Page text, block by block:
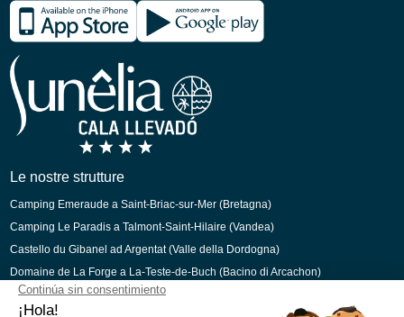
Francese
Inglese
Spagnolo
Tedesco
Olandese
Le nostre strutture
Camping Emeraude a Saint-Briac-sur-Mer (Bretagna)
Camping Le Paradis a Talmont-Saint-Hilaire (Vandea)
Castello du Gibanel ad Argentat (Valle della Dordogna)
Domaine de La Forge a La-Teste-de-Buch (Bacino di Arcachon)
Camping Green Village a Gujan-Mestras (Bacino di Arcachon)